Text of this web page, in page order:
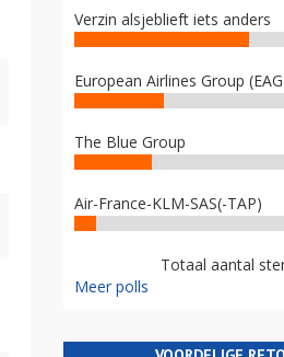
Verzin alsjeblieft iets anders
European Airlines Group
The Blue Group
Air-France-KLM-SAS(-TAP)
Totaal aantal
Meer polls